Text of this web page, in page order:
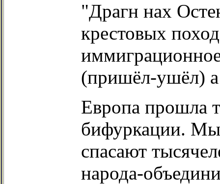
"Драгн нах
крестовых
(пришёл-ушёл) а
Европа прошла
бифуркации.
спасают
народа-